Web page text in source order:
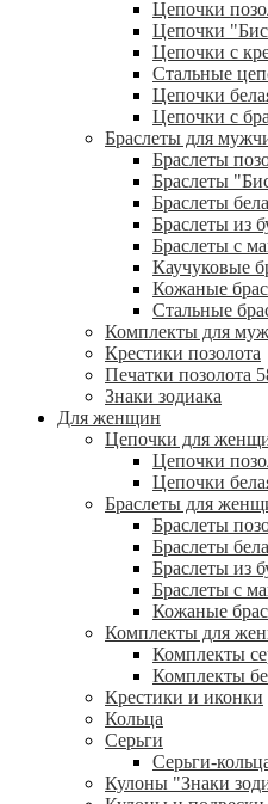
Цепочки
Цепочки
Цепочки с
Стальные
Цепочки
Цепочки с
Браслеты для
Браслеты
Браслеты
Браслеты
Браслеты из
Браслеты с
Каучуковые
Кожаные
Стальные
Комплекты для
Крестики позолота
Печатки позолота
Знаки зодиака
Для женщин
Цепочки для
Цепочки
Цепочки
Браслеты для
Браслеты
Браслеты
Браслеты из
Браслеты с
Кожаные
Комплекты для
Комплекты
Комплекты
Крестики и иконки
Кольца
Серьги
Серьги-
Кулоны "Знаки